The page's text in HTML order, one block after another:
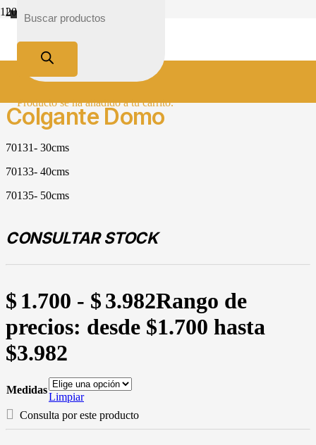
Productose ha añadido a tu carrito.
Inicio
Tienda
Industrial
Colgante Domo
Colgante Domo
70131- 30cms
70133- 40cms
70135- 50cms
CONSULTAR STOCK
$ 1.700 - $3.982Rango de
precios: desde $1.700 hasta
$3.982
Medidas
Limpiar
Consulta por este producto
Oferta